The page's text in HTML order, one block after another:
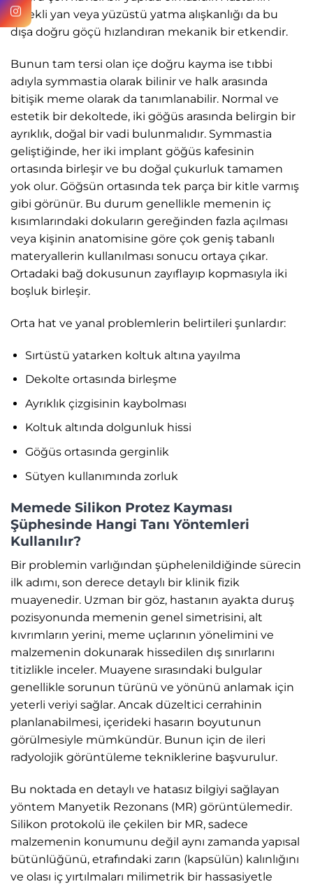
sürekli yan veya yüzüstü yatma alışkanlığı da bu
dışa doğru göçü hızlandıran mekanik bir etkendir.
Bunun tam tersi olan içe doğru kayma ise tıbbi
adıyla symmastia olarak bilinir ve halk arasında
bitişik meme olarak da tanımlanabilir. Normal ve
estetik bir dekoltede, iki göğüs arasında belirgin bir
ayrıklık, doğal bir vadi bulunmalıdır. Symmastia
geliştiğinde, her iki implant göğüs kafesinin
ortasında birleşir ve bu doğal çukurluk tamamen
yok olur. Göğsün ortasında tek parça bir kitle varmış
gibi görünür. Bu durum genellikle memenin iç
kısımlarındaki dokuların gereğinden fazla açılması
veya kişinin anatomisine göre çok geniş tabanlı
materyallerin kullanılması sonucu ortaya çıkar.
Ortadaki bağ dokusunun zayıflayıp kopmasıyla iki
boşluk birleşir.
Orta hat ve yanal problemlerin belirtileri şunlardır:
Sırtüstü yatarken koltuk altına yayılma
Dekolte ortasında birleşme
Ayrıklık çizgisinin kaybolması
Koltuk altında dolgunluk hissi
Göğüs ortasında gerginlik
Sütyen kullanımında zorluk
Memede Silikon Protez Kayması
Şüphesinde Hangi Tanı Yöntemleri
Kullanılır?
Bir problemin varlığından şüphelenildiğinde sürecin
ilk adımı, son derece detaylı bir klinik fizik
muayenedir. Uzman bir göz, hastanın ayakta duruş
pozisyonunda memenin genel simetrisini, alt
kıvrımların yerini, meme uçlarının yönelimini ve
malzemenin dokunarak hissedilen dış sınırlarını
titizlikle inceler. Muayene sırasındaki bulgular
genellikle sorunun türünü ve yönünü anlamak için
yeterli veriyi sağlar. Ancak düzeltici cerrahinin
planlanabilmesi, içerideki hasarın boyutunun
görülmesiyle mümkündür. Bunun için de ileri
radyolojik görüntüleme tekniklerine başvurulur.
Bu noktada en detaylı ve hatasız bilgiyi sağlayan
yöntem Manyetik Rezonans (MR) görüntülemedir.
Silikon protokolü ile çekilen bir MR, sadece
malzemenin konumunu değil aynı zamanda yapısal
bütünlüğünü, etrafındaki zarın (kapsülün) kalınlığını
ve olası iç yırtılmaları milimetrik bir hassasiyetle